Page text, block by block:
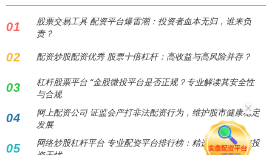
01
股票交易工具 配资平台爆雷潮：投资者血本无归，谁来负
责？
02 配资炒股配资优秀 股票十倍杠杆：高收益与高风险并存？
03
杠杆股票平台 “金股微投平台是否正规？专业解读其安全性
与合规
04
网上配资公司 证监会严打非法配资行为，维护股市健康稳定
发展
05
网络炒股杠杆平台 专业配资平台排行榜：精选优质，助您投